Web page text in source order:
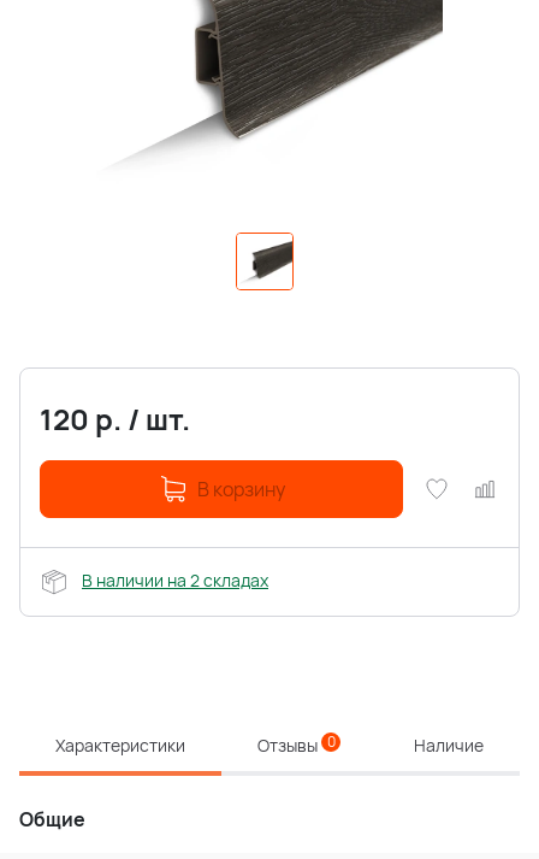
120 р. / шт.
В корзину
В наличии на 2 складах
Характеристики Отзывы 0 Наличие
Общие